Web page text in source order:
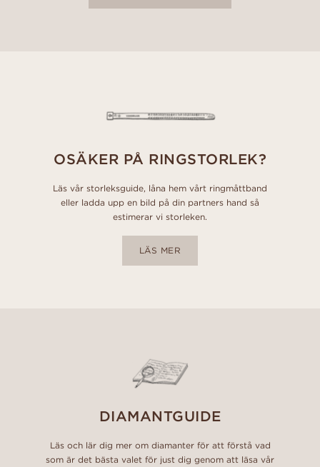
OSÄKER PÅ RINGSTORLEK?
Läs vår storleksguide, låna hem vårt ringmåttband
eller ladda upp en bild på din partners hand så
estimerar vi storleken.
LÄS MER
DIAMANTGUIDE
Läs och lär dig mer om diamanter för att förstå vad
som är det bästa valet för just dig genom att läsa vår